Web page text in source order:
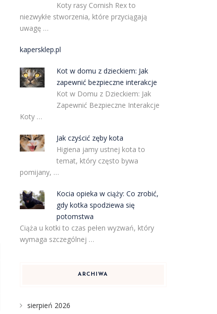
Koty rasy Cornish Rex to
niezwykłe stworzenia, które przyciągają
uwagę …
kapersklep.pl
Kot w domu z dzieckiem: Jak
zapewnić bezpieczne interakcje
Kot w Domu z Dzieckiem: Jak
Zapewnić Bezpieczne Interakcje
Koty …
Jak czyścić zęby kota
Higiena jamy ustnej kota to
temat, który często bywa
pomijany, …
Kocia opieka w ciąży: Co zrobić,
gdy kotka spodziewa się
potomstwa
Ciąża u kotki to czas pełen wyzwań, który
wymaga szczególnej …
ARCHIWA
sierpień 2026